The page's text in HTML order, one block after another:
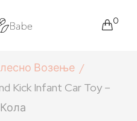
0
Возење
Kick Infant Car Toy –